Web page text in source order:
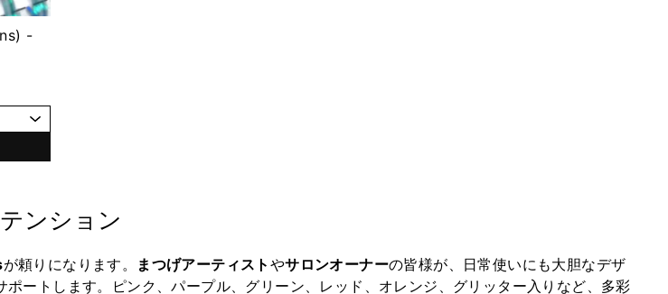
-
ンション
が頼りになります。 まつげアーティスト やサロンオーナーの皆様が、日常使いにも大胆なデザ
ートします。ピンク、パープル、グリーン、レッド、オレンジ、グリッター入りなど、多彩